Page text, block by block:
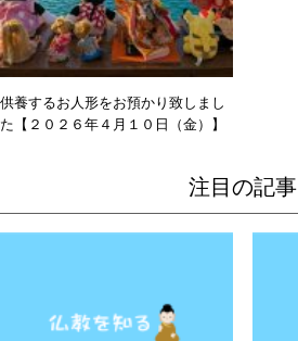
供養するお人形をお預かり致しまし
た【２０２６年４月１０日（金）】
注目の記事